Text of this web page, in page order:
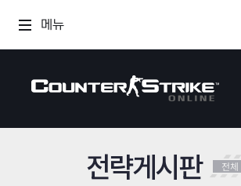
메뉴
전략게시판 전체